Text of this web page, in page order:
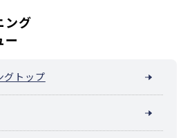
ング
ー
グトップ